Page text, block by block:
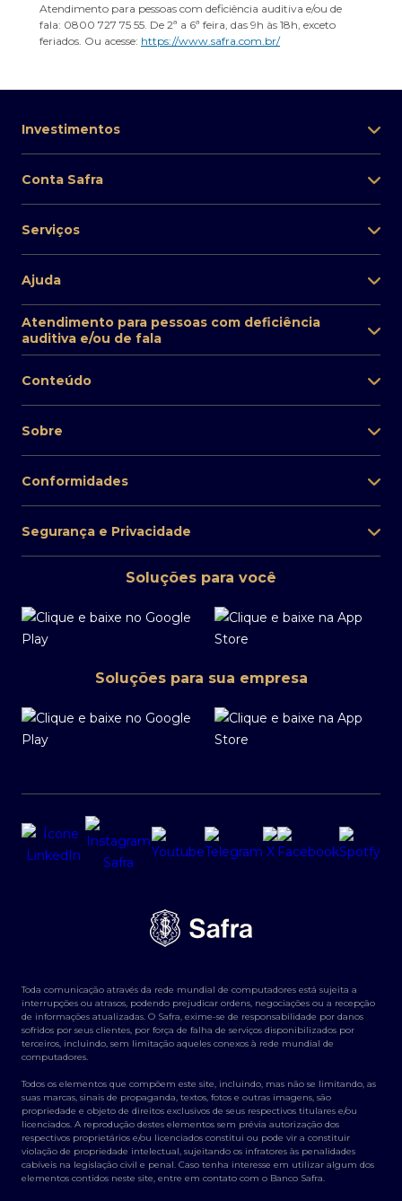
Atendimento para pessoas com deficiência auditiva e/ou de
fala: 0800 727 75 55. De 2ª a 6ª feira, das 9h às 18h, exceto
feriados. Ou acesse: https://www.safra.com.br/
Investimentos
Conta Safra
Serviços
Ajuda
Atendimento para pessoas com deficiência
auditiva e/ou de fala
Conteúdo
Sobre
Conformidades
Segurança e Privacidade
Soluções para você
Soluções para sua empresa
Toda comunicação através da rede mundial de computadores está sujeita a
interrupções ou atrasos, podendo prejudicar ordens, negociações ou a recepção
de informações atualizadas. O Safra, exime-se de responsabilidade por danos
sofridos por seus clientes, por força de falha de serviços disponibilizados por
terceiros, incluindo, sem limitação aqueles conexos à rede mundial de
computadores.
Todos os elementos que compõem este site, incluindo, mas não se limitando, as
suas marcas, sinais de propaganda, textos, fotos e outras imagens, são
propriedade e objeto de direitos exclusivos de seus respectivos titulares e/ou
licenciados. A reprodução destes elementos sem prévia autorização dos
respectivos proprietários e/ou licenciados constitui ou pode vir a constituir
violação de propriedade intelectual, sujeitando os infratores às penalidades
cabíveis na legislação civil e penal. Caso tenha interesse em utilizar algum dos
elementos contidos neste site, entre em contato com o Banco Safra.